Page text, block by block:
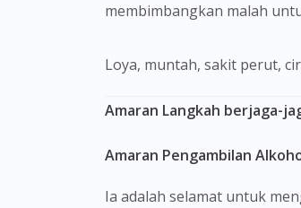
membimbangkan malah
Loya, muntah, sakit perut,
Amaran Langkah berjaga-
Amaran Pengambilan
Ia adalah selamat untuk